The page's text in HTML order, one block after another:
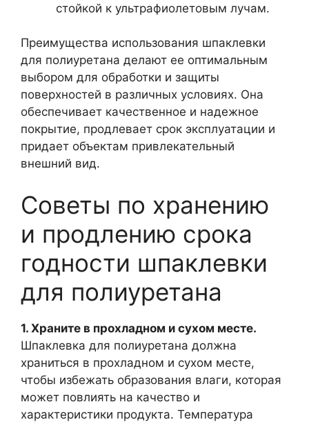
стойкой к ультрафиолетовым лучам.
Преимущества использования шпаклевки
для полиуретана делают ее оптимальным
выбором для обработки и защиты
поверхностей в различных условиях. Она
обеспечивает качественное и надежное
покрытие, продлевает срок эксплуатации и
придает объектам привлекательный
внешний вид.
Советы по хранению
и продлению срока
годности шпаклевки
для полиуретана
1. Храните в прохладном и сухом месте.
Шпаклевка для полиуретана должна
храниться в прохладном и сухом месте,
чтобы избежать образования влаги, которая
может повлиять на качество и
характеристики продукта. Температура